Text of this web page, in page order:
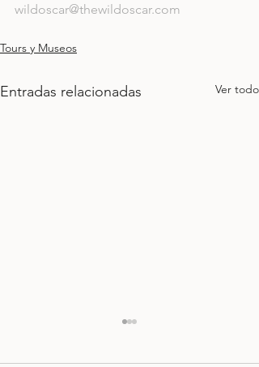
wildoscar@thewildoscar.com
Tours y Museos
Entradas relacionadas Ver todo